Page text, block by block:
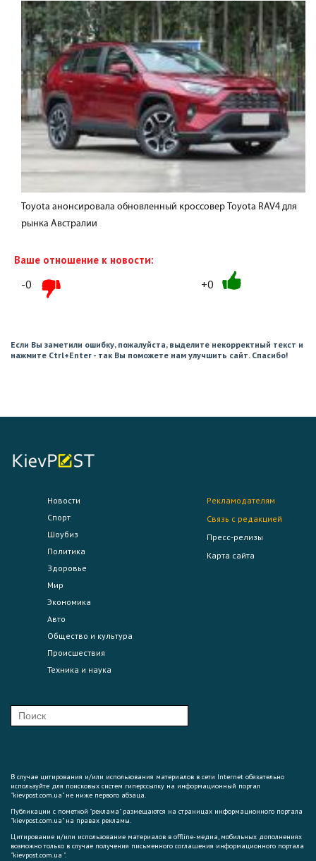
Toyota анонсировала обновленный кроссовер Toyota RAV4 для
рынка Австралии
Ваше отношение к новости:
-0 +0
Если Вы заметили ошибку, пожалуйста, выделите некорректный текст и
нажмите Ctrl+Enter - так Вы поможете нам улучшить сайт. Спасибо!
Новости
Спорт
Шоубиз
Политика
Здоровье
Мир
Экономика
Авто
Общество и культура
Происшествия
Техника и наука
Рекламодателям
Связь с редакцией
Пресс-релизы
Карта сайта
В случае цитирования и/или использования материалов в сети Internet обязательно
используйте для поисковых систем гиперссылку на информационный портал
"kievpost.com.ua" не ниже первого абзаца.
Публикации с пометкой "реклама" размещаются на страницах информационного портала
"kievpost.com.ua" на правах рекламы.
Цитирование и/или использование материалов в offline-медиа, мобильных дополнениях
возможно только в случае получения письменного соглашения информационного портала
"kievpost.com.ua ".